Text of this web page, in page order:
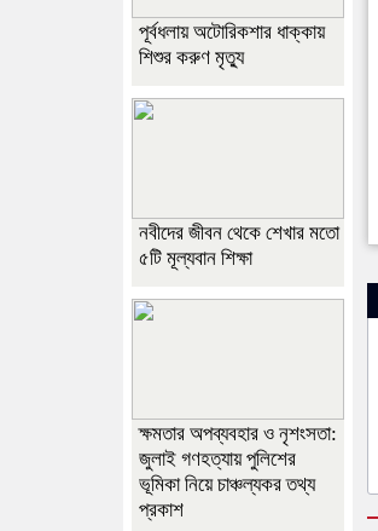
পূর্বধলায় অটোরিকশার ধাক্কায়
শিশুর করুণ মৃত্যু
নবীদের জীবন থেকে শেখার মতো
৫টি মূল্যবান শিক্ষা
ক্ষমতার অপব্যবহার ও নৃশংসতা:
জুলাই গণহত্যায় পুলিশের
ভূমিকা নিয়ে চাঞ্চল্যকর তথ্য
প্রকাশ